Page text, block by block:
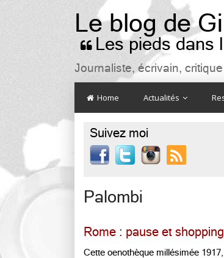
Le blog de
 Les pieds dans
Journaliste, écrivain,
Home Actualités
Suivez moi

Palombi
Rome : pause et
Cette oenothèque millésimée